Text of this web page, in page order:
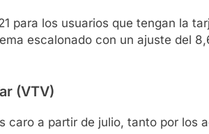
para los usuarios que tengan la
escalonado con un ajuste del
(VTV)
caro a partir de julio, tanto por los